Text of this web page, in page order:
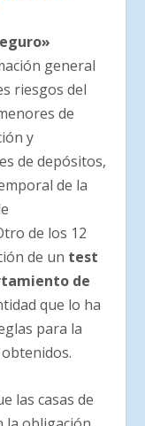
general
riesgos del
de
y
de depósitos,
de la
de los 12
de un test
de
que lo ha
para la
las casas de